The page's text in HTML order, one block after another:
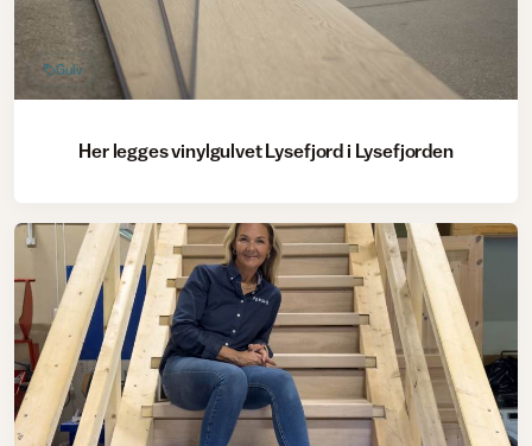
Gulv
Her legges vinylgulvet Lysefjord i Lysefjorden